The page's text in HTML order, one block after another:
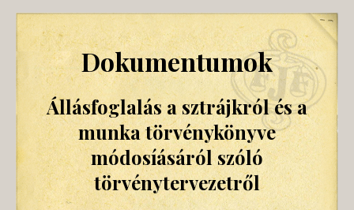
Dokumentumok
Múltidéző
Tagok
Képek
Az FJF az MTI-ben
Dokumentumok
Állásfoglalás a sztrájkról és a
munka törvénykönyve
módosíásáról szóló
törvénytervezetről